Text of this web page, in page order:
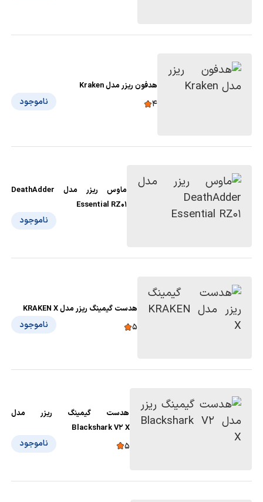
هدفون ریزر مدل Kraken
4 ناموجود
ماوس ریزر مدل DeathAdder
Essential RZ01
ناموجود
هدست گیمینگ ریزر مدل KRAKEN X
5 ناموجود
هدست گیمینگ ریزر مدل
Blackshark V2 X
5 ناموجود